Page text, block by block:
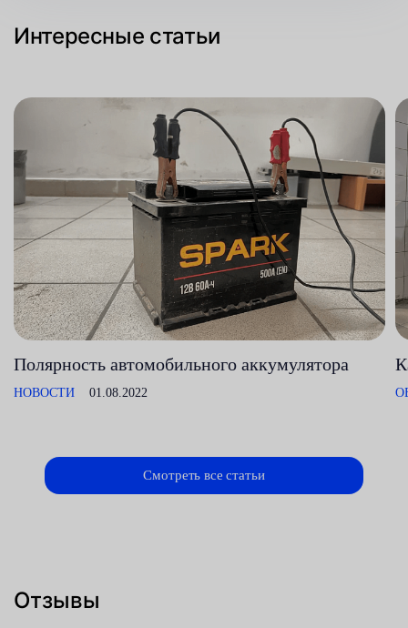
Интересные статьи
Полярность автомобильного аккумулятора
НОВОСТИ 01.08.2022
Смотреть все статьи
Отзывы